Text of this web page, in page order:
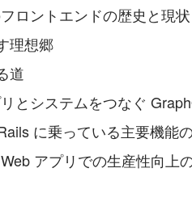
ロントエンドの歴史と現状
理想郷
道
とシステムをつなぐ
に乗っている主要機能
アプリでの生産性向上